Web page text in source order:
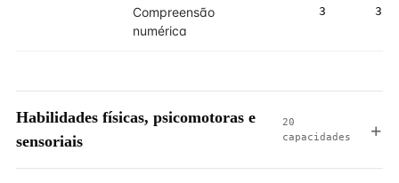
Compreensão
numérica
3 3
Habilidades físicas, psicomotoras e
sensoriais
20
capacidades